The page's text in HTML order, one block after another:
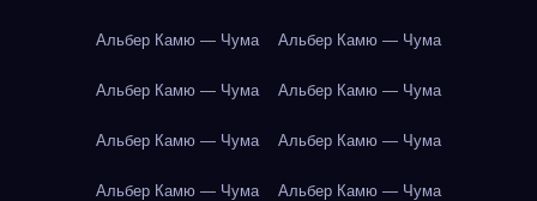
Альбер Камю — Чума Альбер Камю — Чума
Альбер Камю — Чума Альбер Камю — Чума
Альбер Камю — Чума Альбер Камю — Чума
Альбер Камю — Чума Альбер Камю — Чума